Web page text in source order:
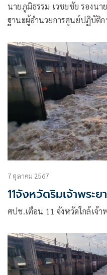
นายภูมิธรรม เวชยชัย รองนา
ฐานะผู้อำนวยการศูนย์ปฏิบัติ
ประชุมมีการประมวลวิเคราะห์
7 ตุลาคม 2567
11จังหวัดริมเจ้าพระย
ศปช.เตือน 11 จังหวัดใกล้เจ้